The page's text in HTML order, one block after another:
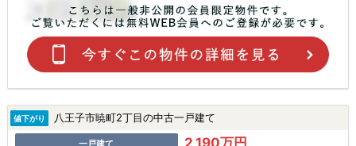
値下がり 八王子市暁町2丁目の中古一戸建て